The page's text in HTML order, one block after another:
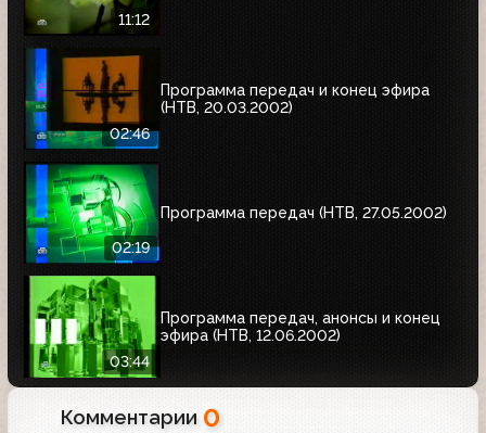
11:12
02:46
Программа передач и конец эфира
(НТВ, 20.03.2002)
02:19
Программа передач (НТВ, 27.05.2002)
03:44
Программа передач, анонсы и конец
эфира (НТВ, 12.06.2002)
Комментарии 0